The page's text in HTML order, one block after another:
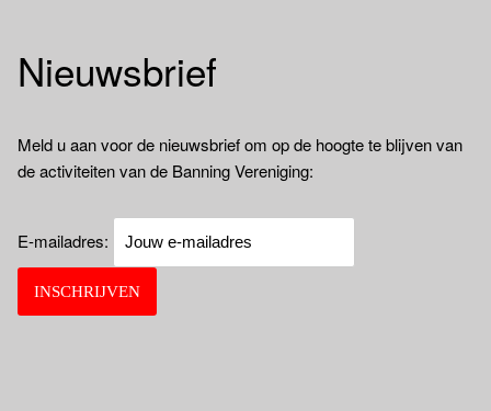
Nieuwsbrief
Meld u aan voor de nieuwsbrief om op de hoogte te blijven van
de activiteiten van de Banning Vereniging:
E-mailadres: